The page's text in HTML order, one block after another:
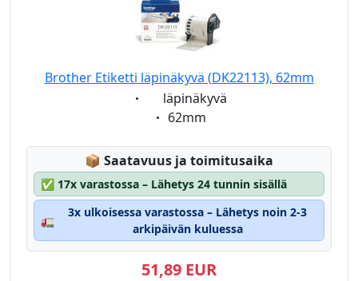
Brother Etiketti läpinäkyvä (DK22113), 62mm
Eigenschaft:
läpinäkyvä
Eigenschaft:
62mm
📦 Lagerstatus:
Saatavuus ja toimitusaika
✅ 17x varastossa – Lähetys 24 tunnin sisällä
🚛
3x ulkoisessa varastossa – Lähetys noin 2-3
arkipäivän kuluessa
51,89 EUR